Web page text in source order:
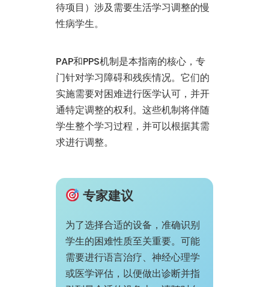
待项目）涉及需要生活学习调整的慢
性病学生。
PAP和PPS机制是本指南的核心，专
门针对学习障碍和残疾情况。它们的
实施需要对困难进行医学认可，并开
通特定调整的权利。这些机制将伴随
学生整个学习过程，并可以根据其需
求进行调整。
专家建议
为了选择合适的设备，准确识别
学生的困难性质至关重要。可能
需要进行语言治疗、神经心理学
或医学评估，以便做出诊断并指